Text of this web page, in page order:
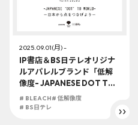
2025.09.01(月) -
IP書店＆BS日テレオリジナ
ルアパレルブランド「低解
像度- JAPANESE DOT TO
WORLD -」から『BLEACH
千年血戦篇』の新アイテム
が2025年9月1日(月)よりSH
# BLEACH# 低解像度
# BS日テレ